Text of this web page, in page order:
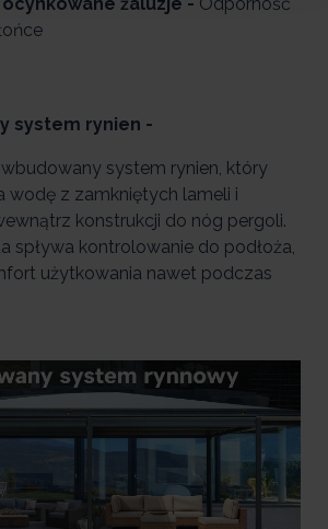
system rynien -
system rynien, który
wodę z zamkniętych lameli i
konstrukcji do nóg pergoli.
spływa kontrolowanie do podłoża,
użytkowania nawet podczas